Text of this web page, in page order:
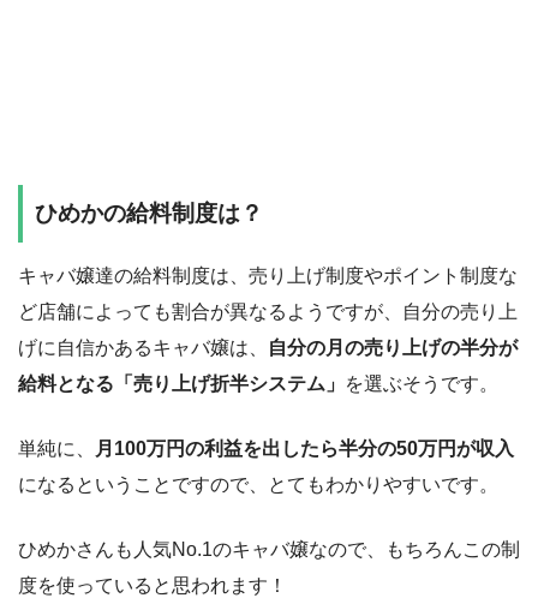
ひめかの給料制度は？
キャバ嬢達の給料制度は、売り上げ制度やポイント制度な
ど店舗によっても割合が異なるようですが、自分の売り上
げに自信かあるキャバ嬢は、
自分の月の売り上げの半分が
給料となる「売り上げ折半システム」 を選ぶそうです。
単純に、
月100万円の利益を出したら半分の50万円が収入
になるということですので、とてもわかりやすいです。
ひめかさんも人気No.1のキャバ嬢なので、もちろんこの制
度を使っていると思われます！